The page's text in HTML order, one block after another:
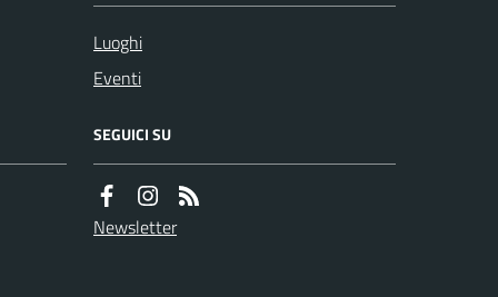
Luoghi
Eventi
SEGUICI SU
Newsletter